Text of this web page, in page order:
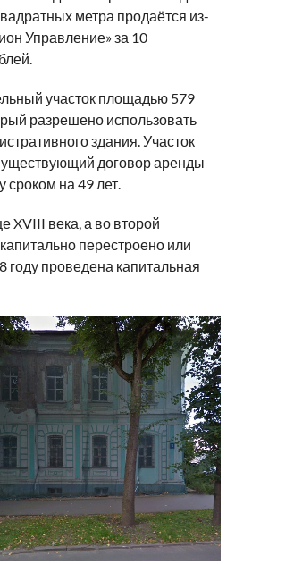
метра продаётся из-
Управление» за 10
участок площадью 579
разрешено использовать
здания. Участок
договор аренды
сроком на 49 лет.
XVIII века, а во второй
перестроено или
году проведена капитальная